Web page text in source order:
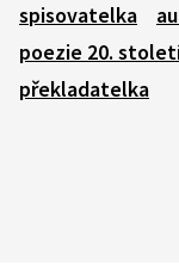
spisovatelka
poezie 20.
překladatelka